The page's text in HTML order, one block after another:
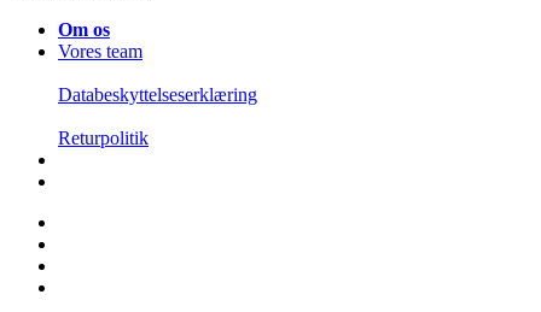
Om os
Vores team
Databeskyttelseserklæring
Returpolitik